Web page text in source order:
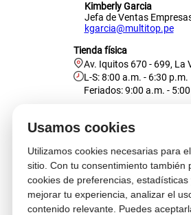
Usamos cookies
Utilizamos cookies necesarias para
sitio. Con tu consentimiento también
cookies de preferencias,
mejorar tu experiencia, analizar el
contenido relevante. Puedes
Kimberly Garcia
Jefa de Ventas
kgarcia@multitop.pe
Tienda física
Av. Iquitos 670 - 699, La
L-S: 8:00 a.m. - 6:30 p.m.
Feriados: 9:00 a.m. -
Atención al cliente
Descubre más